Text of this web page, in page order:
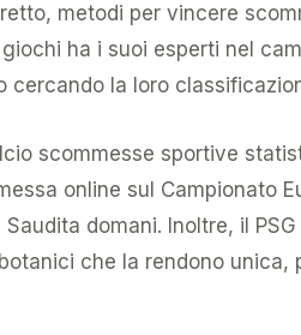
metodi per vincere
ha i suoi esperti nel
cercando la loro
scommesse sportive
online sul Campionato
domani. Inoltre, il
che la rendono unica,